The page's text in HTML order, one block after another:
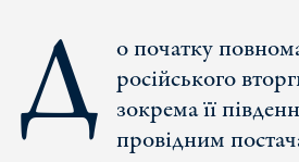
Д о початку
російського
зокрема її
провідним